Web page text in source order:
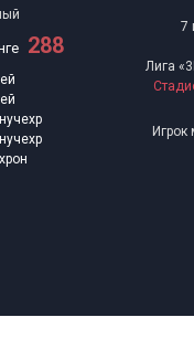
288
7
Лига